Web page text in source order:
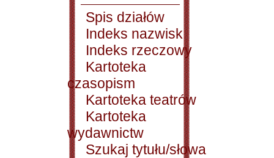
Spis działów
Indeks nazwisk
Indeks rzeczowy
Kartoteka
czasopism
Kartoteka teatrów
Kartoteka
wydawnictw
Szukaj tytułu/słowa